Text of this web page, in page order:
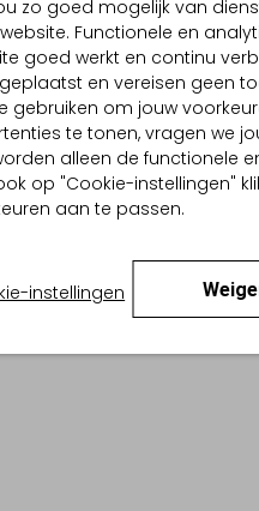
zo goed mogelijk van
Functionele en
goed werkt en continu
en vereisen geen
gebruiken om jouw
te tonen, vragen we
alleen de functionele
op "Cookie-instellingen"
aan te passen.
instellingen
&
& PASVORM
Co-Ord Sets
Polyester
Lange Mouw